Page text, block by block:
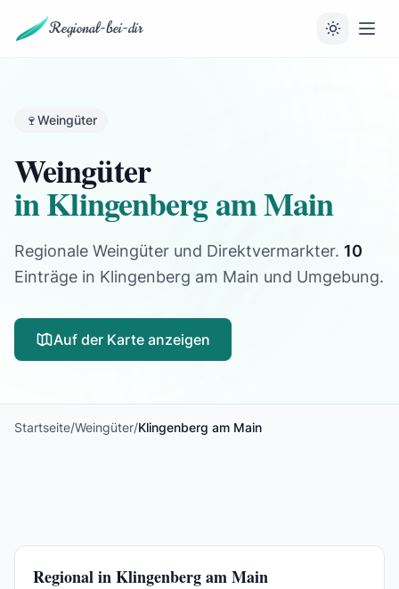
Regional-bei-dir
🍷Weingüter
Weingüter
in Klingenberg am Main
Regionale Weingüter und Direktvermarkter. 10
Einträge in Klingenberg am Main und Umgebung.
Auf der Karte anzeigen
Startseite/Weingüter/Klingenberg am Main
Regional in Klingenberg am Main